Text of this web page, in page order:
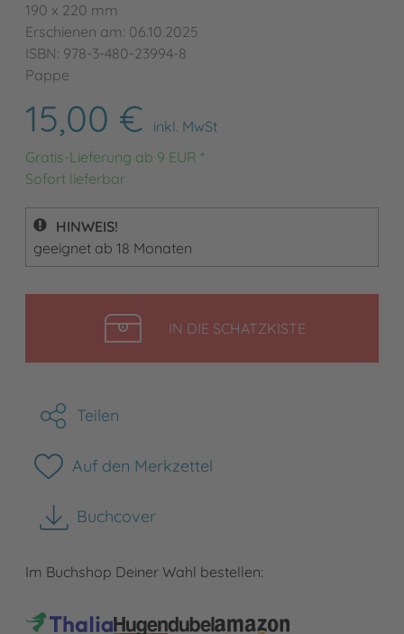
190 x 220 mm
Erschienen am: 06.10.2025
ISBN: 978-3-480-23994-8
Pappe
15,00 €
inkl. MwSt
Gratis-Lieferung ab 9 EUR *
Sofort lieferbar
HINWEIS!
geeignet ab 18 Monaten
IN DIE SCHATZKISTELEGEN
Teilen
Auf den Merkzettel
Buchcover
herunterladen
Im Buchshop Deiner Wahl bestellen: